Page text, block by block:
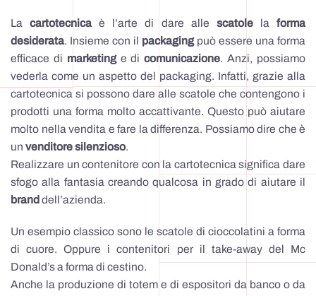
Lacartotecnicaè l’arte di dare alle scatolelaforma
desiderata. Insieme con il packagingpuò essere una forma
efficace di marketinge dicomunicazione. Anzi, possiamo
vederla come un aspetto del packaging. Infatti, grazie alla
cartotecnica si possono dare alle scatole che contengono i
prodotti una forma molto accattivante. Questo può aiutare
molto nella vendita e fare la differenza. Possiamo dire che è
un venditore silenzioso.
Realizzare un contenitore con la cartotecnica significa dare
sfogo alla fantasia creando qualcosa in grado di aiutare il
brand dell’azienda.
Un esempio classico sono le scatole di cioccolatini a forma
di cuore. Oppure i contenitori per il take-away del Mc
Donald’s a forma di cestino.
Anche la produzione di totem e di espositori da banco o da